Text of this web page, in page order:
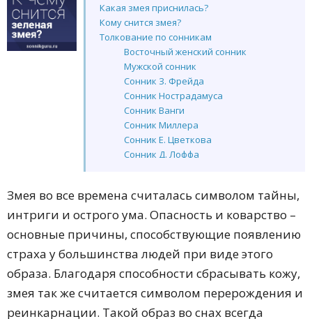
Какая змея приснилась?
Кому снится змея?
Толкование по сонникам
Восточный женский сонник
Мужской сонник
Сонник З. Фрейда
Сонник Нострадамуса
Сонник Ванги
Сонник Миллера
Сонник Е. Цветкова
Сонник Д. Лоффа
Сонник Ю. Лонго (Белого мага)
Еврейский сонник Азара
Сонник Симона Кананита
Малый Велесов сонник
Сонник Эзопа
Сонник странника Т. Смирнова
Сонник целительницы Акулины
Английский сонник
Змея во все времена считалась символом тайны,
интриги и острого ума. Опасность и коварство –
основные причины, способствующие появлению
страха у большинства людей при виде этого
образа. Благодаря способности сбрасывать кожу,
змея так же считается символом перерождения и
реинкарнации. Такой образ во снах всегда